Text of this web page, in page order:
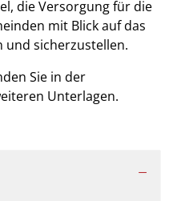
die Versorgung für die
mit Blick auf das
und sicherzustellen.
Sie in der
Unterlagen.